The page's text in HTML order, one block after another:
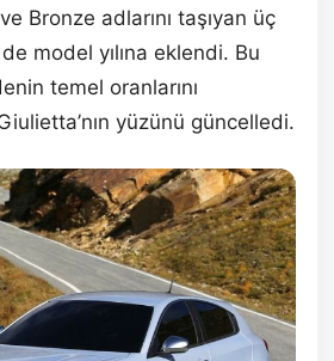
Bronze adlarını taşıyan üç
model yılına eklendi. Bu
temel oranlarını
yüzünü güncelledi.